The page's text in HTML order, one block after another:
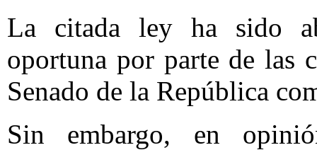
La citada ley ha sido
oportuna por parte de las
Senado de la República
Sin embargo, en